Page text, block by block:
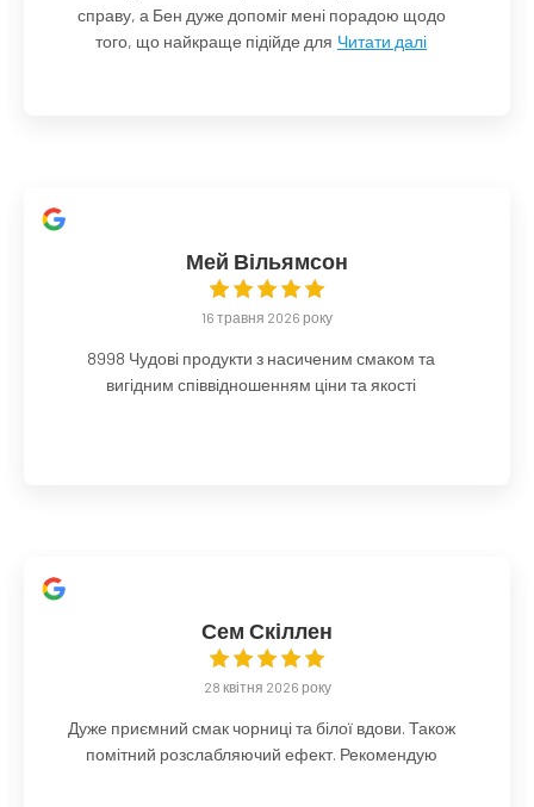
справу, а Бен дуже допоміг мені порадою щодо
того, що найкраще підійде для Читати далі
Мей Вільямсон
16 травня 2026 року
8998 Чудові продукти з насиченим смаком та
вигідним співвідношенням ціни та якості
Сем Скіллен
28 квітня 2026 року
Дуже приємний смак чорниці та білої вдови. Також
помітний розслабляючий ефект. Рекомендую